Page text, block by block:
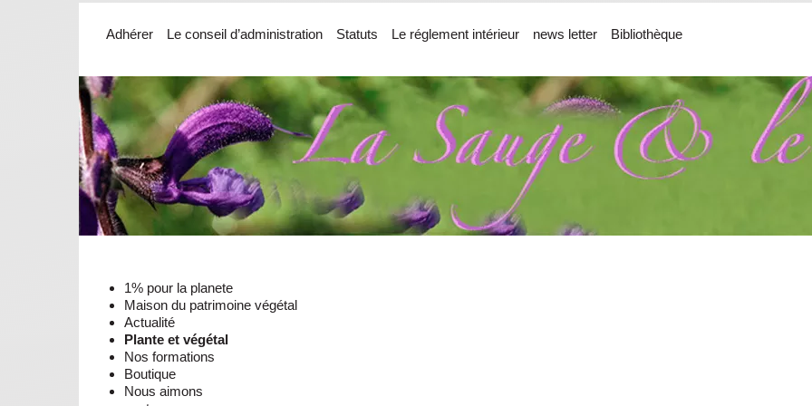
Adhérer Le conseil d’administration Statuts Le réglement intérieur news letter Bibliothèque
1% pour la planete
Maison du patrimoine végétal
Actualité
Plante et végétal
Nos formations
Boutique
Nous aimons